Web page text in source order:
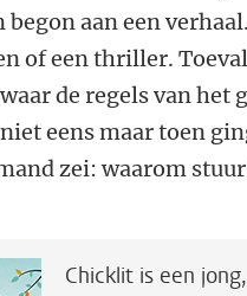
begon aan een
of een thriller.
de regels van het
eens maar toen
zei: waarom
Chicklit is een